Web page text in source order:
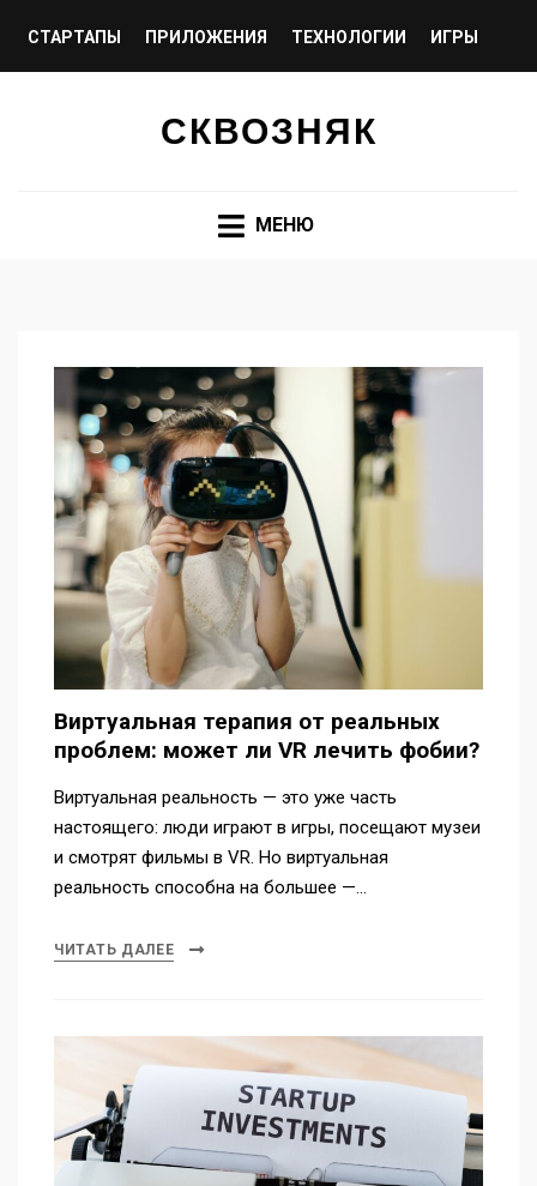
СТАРТАПЫ ПРИЛОЖЕНИЯ ТЕХНОЛОГИИ ИГРЫ
СКВОЗНЯК
МЕНЮ
Виртуальная терапия от реальных
проблем: может ли VR лечить фобии?
Виртуальная реальность — это уже часть
настоящего: люди играют в игры, посещают музеи
и смотрят фильмы в VR. Но виртуальная
реальность способна на большее —…
ЧИТАТЬ ДАЛЕЕ